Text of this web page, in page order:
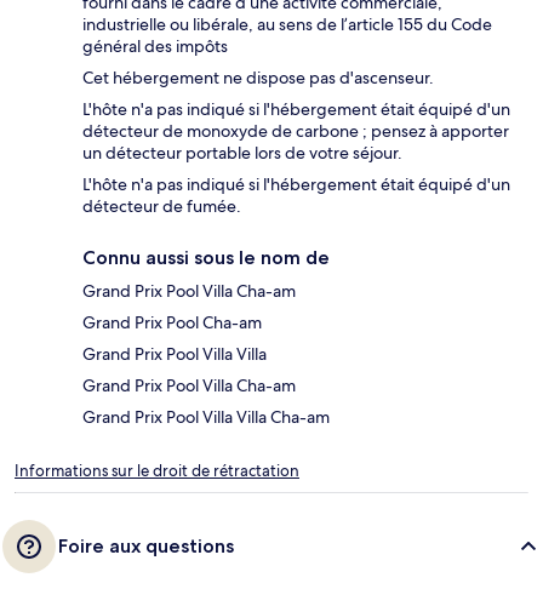
industrielle ou libérale, au sens de l’article 155 du Code
général des impôts
Cet hébergement ne dispose pas d'ascenseur.
L'hôte n'a pas indiqué si l'hébergement était équipé d'un
détecteur de monoxyde de carbone ; pensez à apporter
un détecteur portable lors de votre séjour.
L'hôte n'a pas indiqué si l'hébergement était équipé d'un
détecteur de fumée.
Connu aussi sous le nom de
Grand Prix Pool Villa Cha-am
Grand Prix Pool Cha-am
Grand Prix Pool Villa Villa
Grand Prix Pool Villa Cha-am
Grand Prix Pool Villa Villa Cha-am
Informations sur le droit de rétractation
Foire aux questions